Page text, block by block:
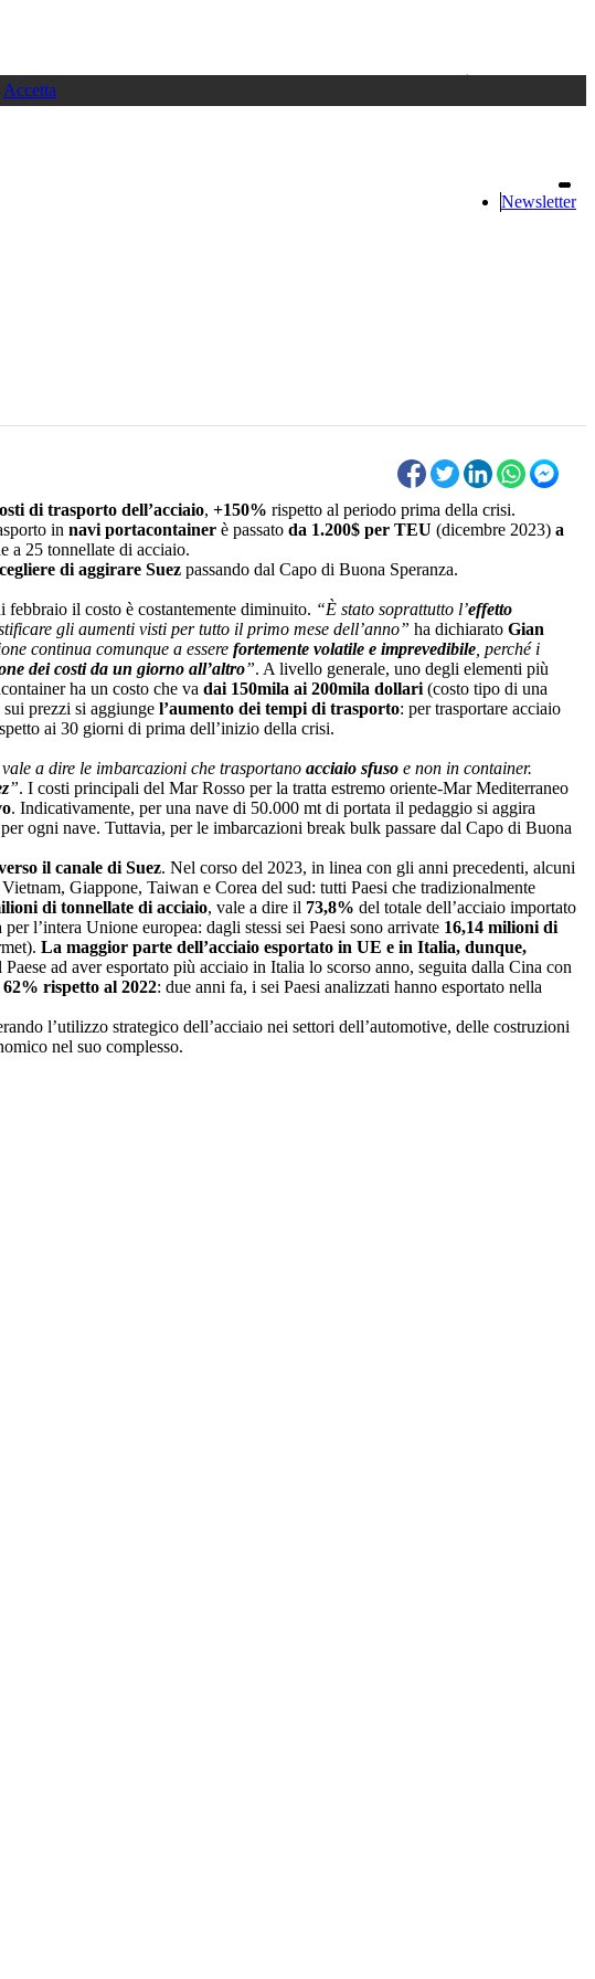
Accedioppure registrati
Accetta
Newsletter
di trasporto dell’acciaio, +150% rispetto al periodo prima della crisi.
in navi portacontainer è passato da 1.200$ per TEU (dicembre 2023) a
a 25 tonnellate di acciaio.
di aggirare Suez passando dal Capo di Buona Speranza.
febbraio il costo è costantemente diminuito. “È stato soprattutto l’effetto
gli aumenti visti per tutto il primo mese dell’anno” ha dichiarato Gian
continua comunque a essere fortemente volatile e imprevedibile , perché i
dei costi da un giorno all’altro”. A livello generale, uno degli elementi più
ha un costo che va dai 150mila ai 200mila dollari (costo tipo di una
prezzi si aggiunge l’aumento dei tempi di trasporto: per trasportare acciaio
ai 30 giorni di prima dell’inizio della crisi.
, vale a dire le imbarcazioni che trasportano acciaio sfuso e non in container.
”. I costi principali del Mar Rosso per la tratta estremo oriente-Mar Mediterraneo
. Indicativamente, per una nave di 50.000 mt di portata il pedaggio si aggira
ogni nave. Tuttavia, per le imbarcazioni break bulk passare dal Capo di Buona
il canale di Suez. Nel corso del 2023, in linea con gli anni precedenti, alcuni
Giappone, Taiwan e Corea del sud: tutti Paesi che tradizionalmente
di tonnellate di acciaio, vale a dire il 73,8% del totale dell’acciaio importato
l’intera Unione europea: dagli stessi sei Paesi sono arrivate 16,14 milioni di
La maggior parte dell’acciaio esportato in UE e in Italia, dunque,
Paese ad aver esportato più acciaio in Italia lo scorso anno, seguita dalla Cina con
62% rispetto al 2022: due anni fa, i sei Paesi analizzati hanno esportato nella
l’utilizzo strategico dell’acciaio nei settori dell’automotive, delle costruzioni
nel suo complesso.